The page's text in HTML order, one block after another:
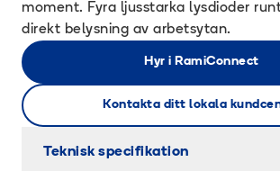
moment. Fyra ljusstarka lysdioder
direkt belysning av arbetsytan.
Hyr i RamiConnect
Kontakta ditt lokala
Teknisk specifikation